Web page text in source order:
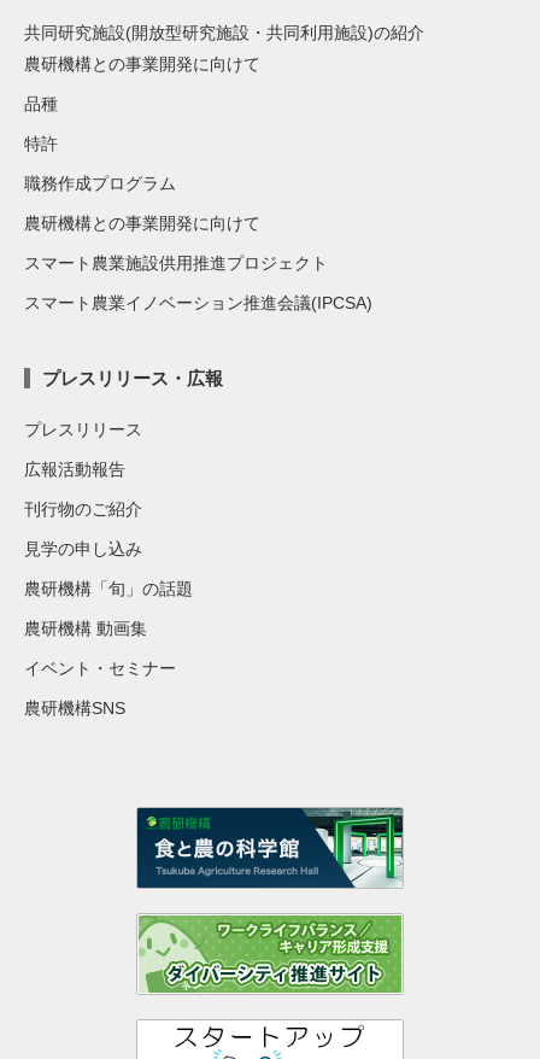
共同研究施設(開放型研究施設・共同利用施設)の紹介
農研機構との事業開発に向けて
品種
特許
職務作成プログラム
農研機構との事業開発に向けて
スマート農業施設供用推進プロジェクト
スマート農業イノベーション推進会議(IPCSA)
プレスリリース・広報
プレスリリース
広報活動報告
刊行物のご紹介
見学の申し込み
農研機構「旬」の話題
農研機構 動画集
イベント・セミナー
農研機構SNS